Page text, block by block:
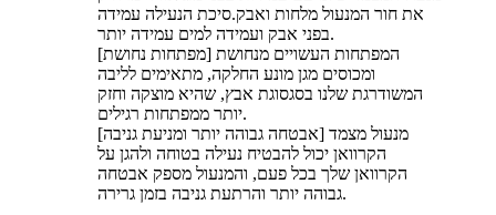
את חור המנעול מלחות ואבק.סיכת הנעילה עמידה
בפני אבק ועמידה למים עמידה יותר.
[מפתחות נחושת] המפתחות העשויים מנחושת
ומכוסים מגן מונע החלקה, מתאימים לליבה
המשודרגת שלנו בסגסוגת אבץ, שהיא מוצקה וחזק
יותר ממפתחות רגילים.
[אבטחה גבוהה יותר ומניעת גניבה] מנעול מצמד
הקרוואן יכול להבטיח נעילה בטוחה ולהגן על
הקרוואן שלך בכל פעם, והמנעול מספק אבטחה
גבוהה יותר והרתעת גניבה בזמן גרירה.